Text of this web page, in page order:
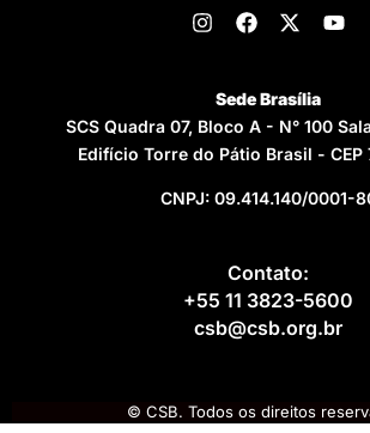
Sede Brasília
SCS Quadra 07, Bloco A - N° 100
Edifício Torre do Pátio Brasil -
CNPJ: 09.414.140/0001-
Contato:
+55 11 3823-5600
csb@csb.org.br
© CSB. Todos os direitos